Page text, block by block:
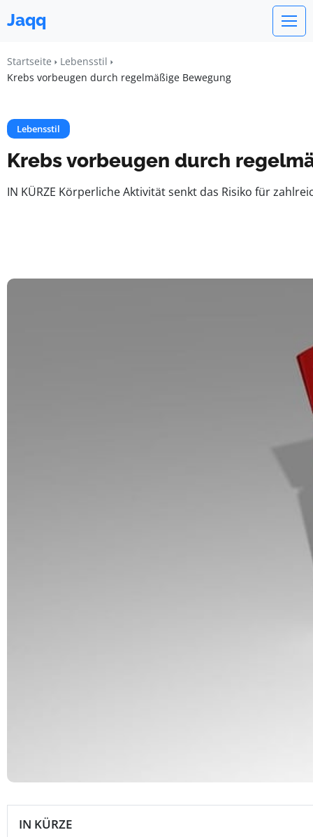
Jaqq
Startseite
Lebensstil
Krebs vorbeugen durch regelmäßige Bewegung
Lebensstil
Krebs vorbeugen durch
IN KÜRZE Körperliche Aktivität senkt das Risiko für
IN KÜRZE